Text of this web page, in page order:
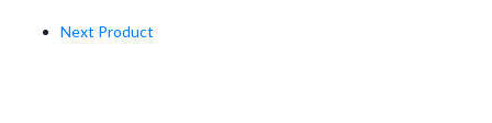
Next Product